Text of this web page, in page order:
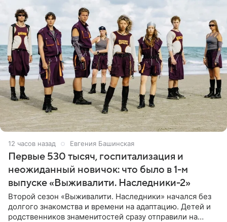
12 часов назад Евгения Башинская
Первые 530 тысяч, госпитализация и
неожиданный новичок: что было в 1-м
выпуске «Выживалити. Наследники-2»
Второй сезон «Выживалити. Наследники» начался без
долгого знакомства и времени на адаптацию. Детей и
родственников знаменитостей сразу отправили на